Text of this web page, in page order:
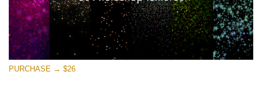
(1783 Overlays)
Large 6000*4000px
無料ダウンロード
PURCHASE → $26